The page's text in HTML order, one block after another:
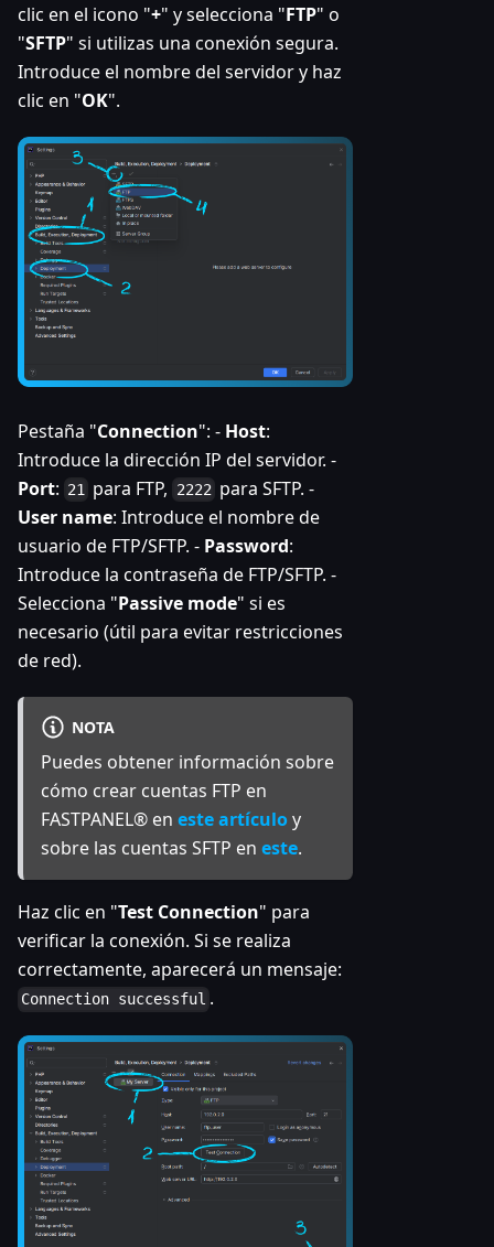
clic en el icono "+" y selecciona "FTP" o
"SFTP" si utilizas una conexión segura.
Introduce el nombre del servidor y haz
clic en "OK".
Pestaña "Connection": - Host:
Introduce la dirección IP del servidor. -
Port: 21 para FTP, 2222 para SFTP. -
User name: Introduce el nombre de
usuario de FTP/SFTP. - Password:
Introduce la contraseña de FTP/SFTP. -
Selecciona "Passive mode" si es
necesario (útil para evitar restricciones
de red).
NOTA
Puedes obtener información sobre
cómo crear cuentas FTP en
FASTPANEL® en este artículoy
sobre las cuentas SFTP en este.
Haz clic en "Test Connection" para
verificar la conexión. Si se realiza
correctamente, aparecerá un mensaje:
Connection successful .